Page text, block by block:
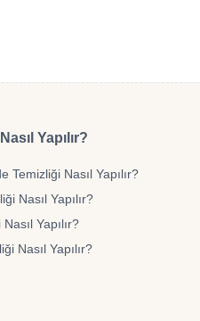
Yapılır?
Temizliği Nasıl Yapılır?
Nasıl Yapılır?
Yapılır?
Nasıl Yapılır?